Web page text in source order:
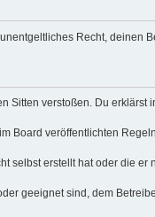
Recht, deinen
verstoßen. Du
Board veröffentlichten
erstellt hat oder die
geeignet sind, dem